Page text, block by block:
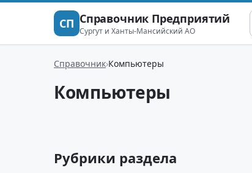
СП Справочник Предприятий
Сургут и Ханты-Мансийский АО
Справочник Компьютеры
Компьютеры
Рубрики раздела